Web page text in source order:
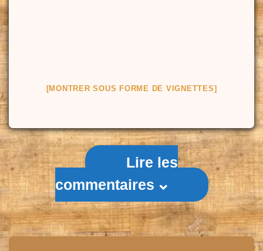
[MONTRER SOUS FORME DE VIGNETTES]
Lire les
commentaires